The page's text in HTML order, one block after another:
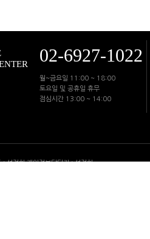
02-6927-1022
월~금요일 11:00 ~ 18:00
토요일 및 공휴일 휴무
점심시간 13:00 ~ 14:00
정희 개인정보담당자 : 성정희